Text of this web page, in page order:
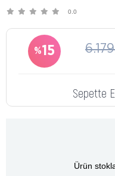
0.0
15
Sepette
Ürün